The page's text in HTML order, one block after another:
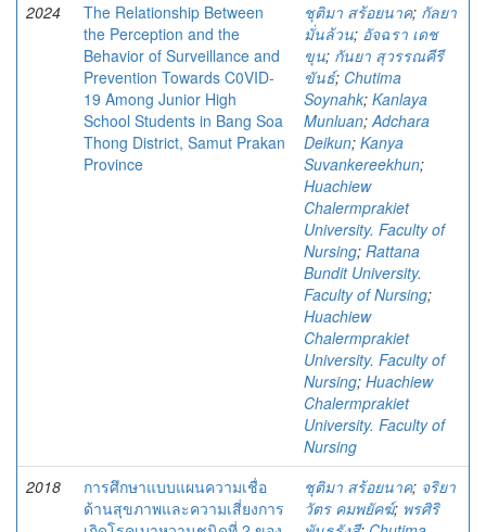
2024
The Relationship Between
the Perception and the
Behavior of Surveillance and
Prevention Towards C0VID-
19 Among Junior High
School Students in Bang Soa
Thong District, Samut Prakan
Province
ชุติมา สร้อยนาค; กัลยา
มั่นล้วน; อัจฉรา เดช
ขุน; กันยา สุวรรณคีรี
ขันธ์; Chutima
Soynahk; Kanlaya
Munluan;Adchara
Deikun; Kanya
Suvankereekhun;
Huachiew
Chalermprakiet
University. Faculty of
Nursing; Rattana
Bundit University.
Faculty of Nursing;
Huachiew
Chalermprakiet
University. Faculty of
Nursing; Huachiew
Chalermprakiet
University. Faculty of
Nursing
2018
การศึกษาแบบแผนความเชื่อ
ด้านสุขภาพและความเสี่ยงการ
ชุติมา สร้อยนาค; จริยา
วัตร คมพยัคฆ์; พรศิริ